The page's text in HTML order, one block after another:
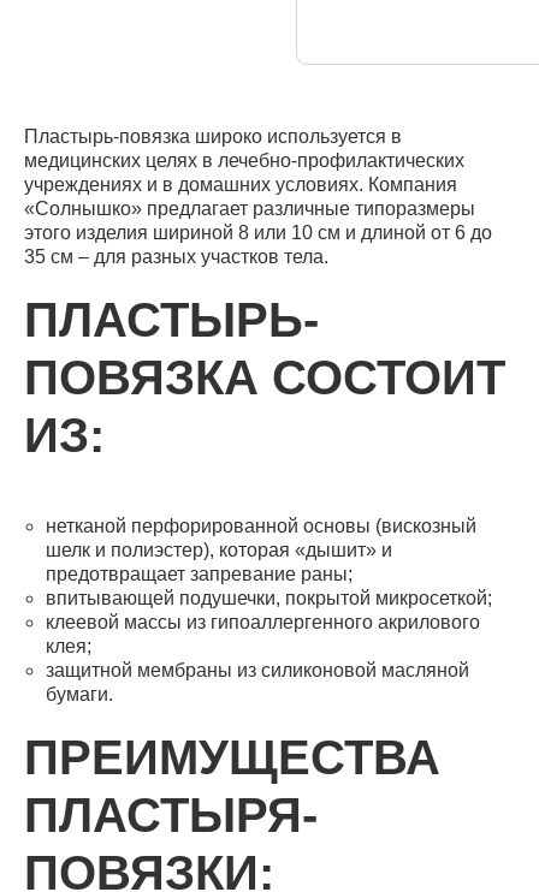
Пластырь-повязка широко используется в
медицинских целях в лечебно-профилактических
учреждениях и в домашних условиях. Компания
«Солнышко» предлагает различные типоразмеры
этого изделия шириной 8 или 10 см и длиной от 6 до
35 см – для разных участков тела.
ПЛАСТЫРЬ-
ПОВЯЗКА СОСТОИТ
ИЗ:
нетканой перфорированной основы (вискозный
шелк и полиэстер), которая «дышит» и
предотвращает запревание раны;
впитывающей подушечки, покрытой микросеткой;
клеевой массы из гипоаллергенного акрилового
клея;
защитной мембраны из силиконовой масляной
бумаги.
ПРЕИМУЩЕСТВА
ПЛАСТЫРЯ-
ПОВЯЗКИ: